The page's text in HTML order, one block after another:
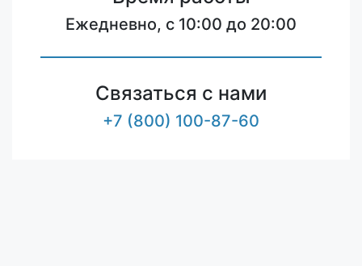
Ежедневно, с 10:00 до 20:00
Связаться с нами
+7 (800) 100-87-60